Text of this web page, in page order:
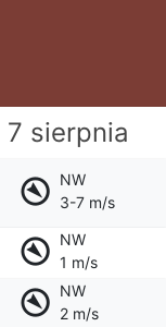
7 sierpnia
NW
3-7 m/s
NW
1 m/s
NW
2 m/s